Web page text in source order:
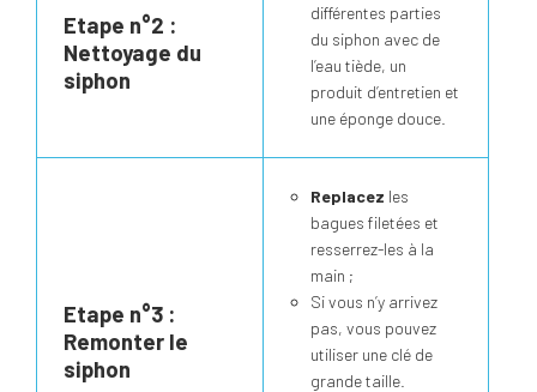
Etape n°2 :
Nettoyage du
siphon
différentes parties
du siphon avec de
l’eau tiède, un
produit d’entretien et
une éponge douce.
Etape n°3 :
Remonter le
siphon
Replacez les
bagues filetées et
resserrez-les à la
main ;
Si vous n’y arrivez
pas, vous pouvez
utiliser une clé de
grande taille.